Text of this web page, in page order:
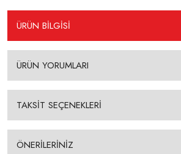
ÜRÜN BİLGİSİ
ÜRÜN YORUMLARI
TAKSİT SEÇENEKLERİ
ÖNERİLERİNİZ